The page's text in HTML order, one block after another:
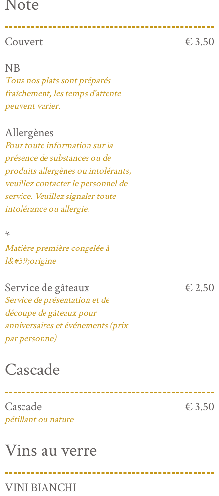
Note
Couvert
€ 3.50
NB
Tous nos plats sont préparés
fraîchement, les temps d'attente
peuvent varier.
Allergènes
Pour toute information sur la
présence de substances ou de
produits allergènes ou intolérants,
veuillez contacter le personnel de
service. Veuillez signaler toute
intolérance ou allergie.
*
Matière première congelée à
l&#39;origine
Service de gâteaux
Service de présentation et de
découpe de gâteaux pour
anniversaires et événements (prix
par personne)
€ 2.50
Cascade
Cascade
pétillant ou nature
€ 3.50
Vins au verre
VINI BIANCHI